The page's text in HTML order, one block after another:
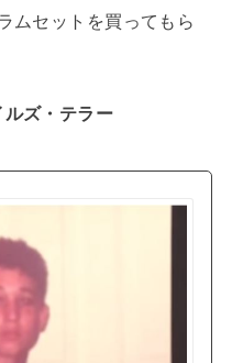
ムセットを買ってもら
ズ・テラー